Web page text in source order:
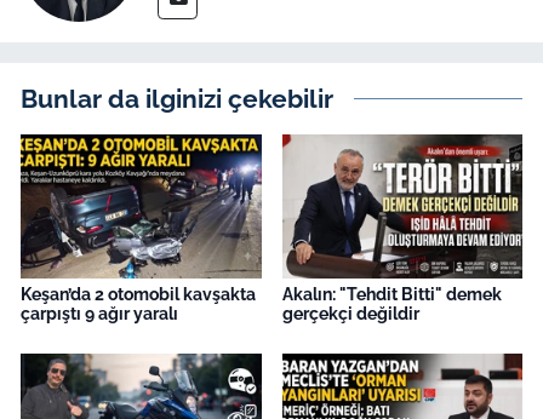
Bunlar da ilginizi çekebilir
Keşan’da 2 otomobil kavşakta
çarpıştı 9 ağır yaralı
Akalın: "Tehdit Bitti" demek
gerçekçi değildir